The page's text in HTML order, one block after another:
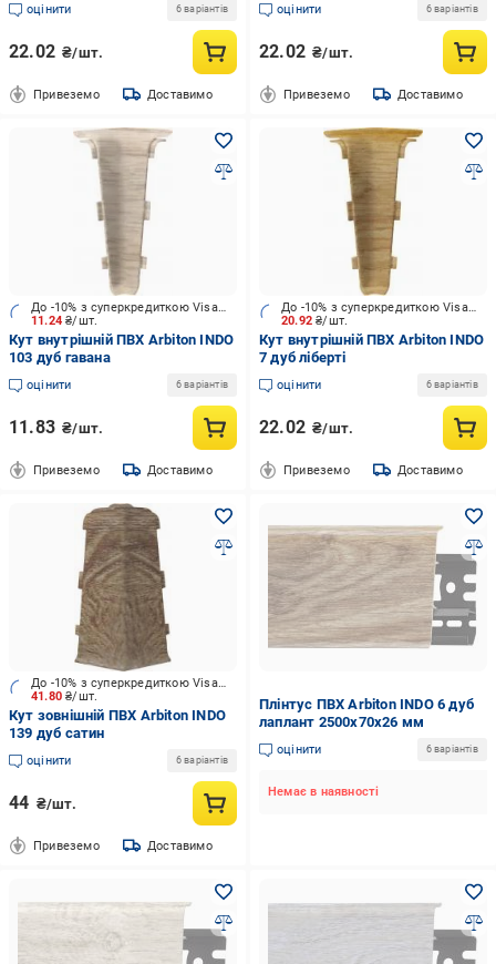
оцінити 6 варіантів
22.02 ₴/шт.
Привеземо Доставимо
оцінити 6 варіантів
22.02 ₴/шт.
Привеземо Доставимо
11.24₴/шт.
До -10% з суперкредиткою Visa Вигода
Кут внутрішній ПВХ Arbiton INDO
103 дуб гавана
оцінити 6 варіантів
11.83 ₴/шт.
Привеземо Доставимо
20.92₴/шт.
До -10% з суперкредиткою Visa Вигода
Кут внутрішній ПВХ Arbiton INDO
7 дуб ліберті
оцінити 6 варіантів
22.02 ₴/шт.
Привеземо Доставимо
41.80₴/шт.
До -10% з суперкредиткою Visa Вигода
Кут зовнішній ПВХ Arbiton INDO
139 дуб сатин
оцінити 6 варіантів
44 ₴/шт.
Привеземо Доставимо
Плінтус ПВХ Arbiton INDO 6 дуб
лаплант 2500х70x26 мм
оцінити 6 варіантів
Немає в наявності